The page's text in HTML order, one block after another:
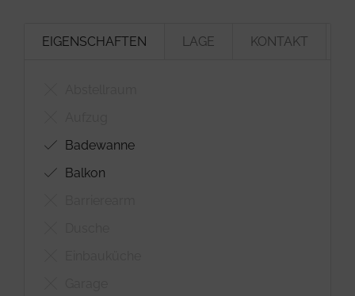
EIGENSCHAFTEN LAGE KONTAKT
Badewanne
Balkon